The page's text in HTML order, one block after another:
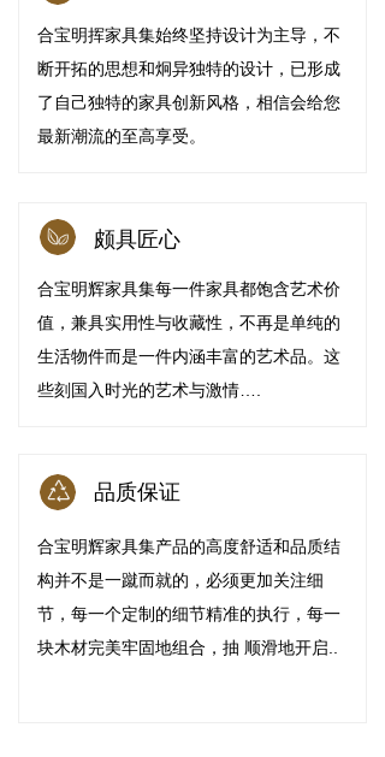
合宝明挥家具集始终坚持设计为主导，不
断开拓的思想和炯异独特的设计，已形成
了自己独特的家具创新风格，相信会给您
最新潮流的至高享受。
颇具匠心
合宝明辉家具集每一件家具都饱含艺术价
值，兼具实用性与收藏性，不再是单纯的
生活物件而是一件内涵丰富的艺术品。这
些刻国入时光的艺术与激情….
品质保证
合宝明辉家具集产品的高度舒适和品质结
构并不是一蹴而就的，必须更加关注细
节，每一个定制的细节精准的执行，每一
块木材完美牢固地组合，抽 顺滑地开启..